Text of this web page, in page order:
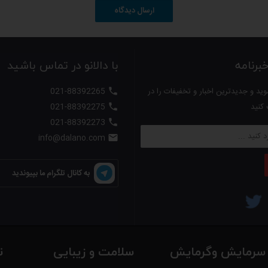
لب، چانه و گونه ها می باشد. این سری همچنین می تواند برای سایر نقاط حساس
ارسال دیدگاه
و جدیدترین اخبار و تخفیفات را در
با دالانو در تماس باشید




به کانال تلگرام ما بپیوندید
سرمایش وگرمایش سلامت و زیبایی